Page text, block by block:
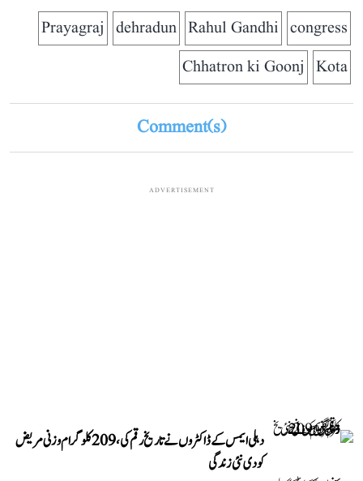
congress
Rahul Gandhi
dehradun
Prayagraj
Kota
Chhatron ki Goonj
Comment(s)
ADVERTISEMENT
دہلی ایمس کے ڈاکٹروں نے تاریخ رقم کی، 209 کلوگرام وزنی مریض
کو دی نئی زندگی